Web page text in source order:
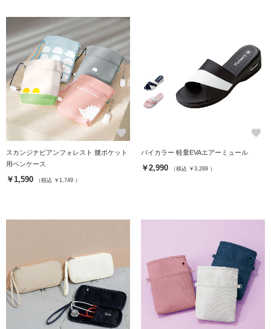
favorite
スカンジナビアンフォレスト 腰ポケット
用ペンケース
￥1,590 （税込 ￥1,749 ）
favorite
バイカラー 軽量EVAエアーミュール
￥2,990 （税込 ￥3,289 ）